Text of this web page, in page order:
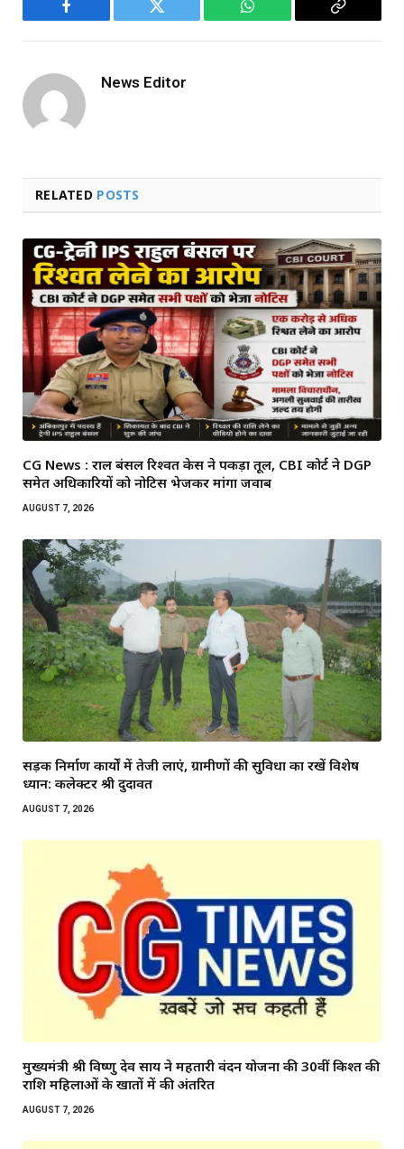
Facebook Twitter WhatsApp
Copy
News Editor
RELATED POSTS
CG News : राहुल बंसल रिश्वत केस ने पकड़ा तूल, CBI कोर्ट ने DGP
समेत अधिकारियों को नोटिस भेजकर मांगा जवाब
AUGUST 7, 2026
सड़क निर्माण कार्यों में तेजी लाएं, ग्रामीणों की सुविधा का रखें विशेष
ध्यान: कलेक्टर श्री दुदावत
AUGUST 7, 2026
मुख्यमंत्री श्री विष्णु देव साय ने महतारी वंदन योजना की 30वीं किश्त की
राशि महिलाओं के खातों में की अंतरित
AUGUST 7, 2026